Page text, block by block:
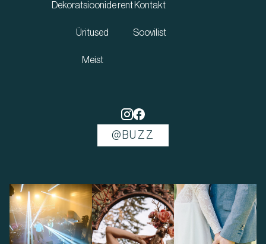
@BUZZ
Dekoratsioonide rent
Üritused
Meist
Kontakt
Soovilist